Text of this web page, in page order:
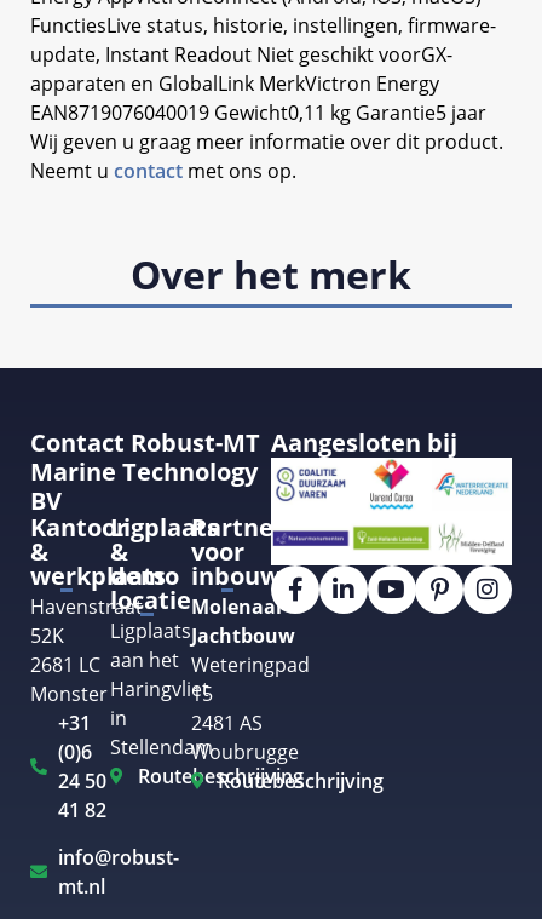
Over het merk
FunctiesLive status, historie, instellingen, firmware-
update, Instant Readout Niet geschikt voorGX-
apparaten en GlobalLink MerkVictron Energy
EAN8719076040019 Gewicht0,11 kg Garantie5 jaar
Wij geven u graag meer informatie over dit product.
Neemt u contact met ons op.
Contact Robust-MT
Marine Technology
BV
Kantoor
&
werkplaats
Havenstraat
52K
2681 LC
Monster
+31
(0)6
24 50
41 82
info@robust-
mt.nl
Ligplaats
&
demo
locatie
Ligplaats
aan het
Haringvliet
in
Stellendam
Routebeschrijving
Partner
voor
inbouw
Molenaar
Jachtbouw
Weteringpad
15
2481 AS
Woubrugge
Routebeschrijving
Aangesloten bij